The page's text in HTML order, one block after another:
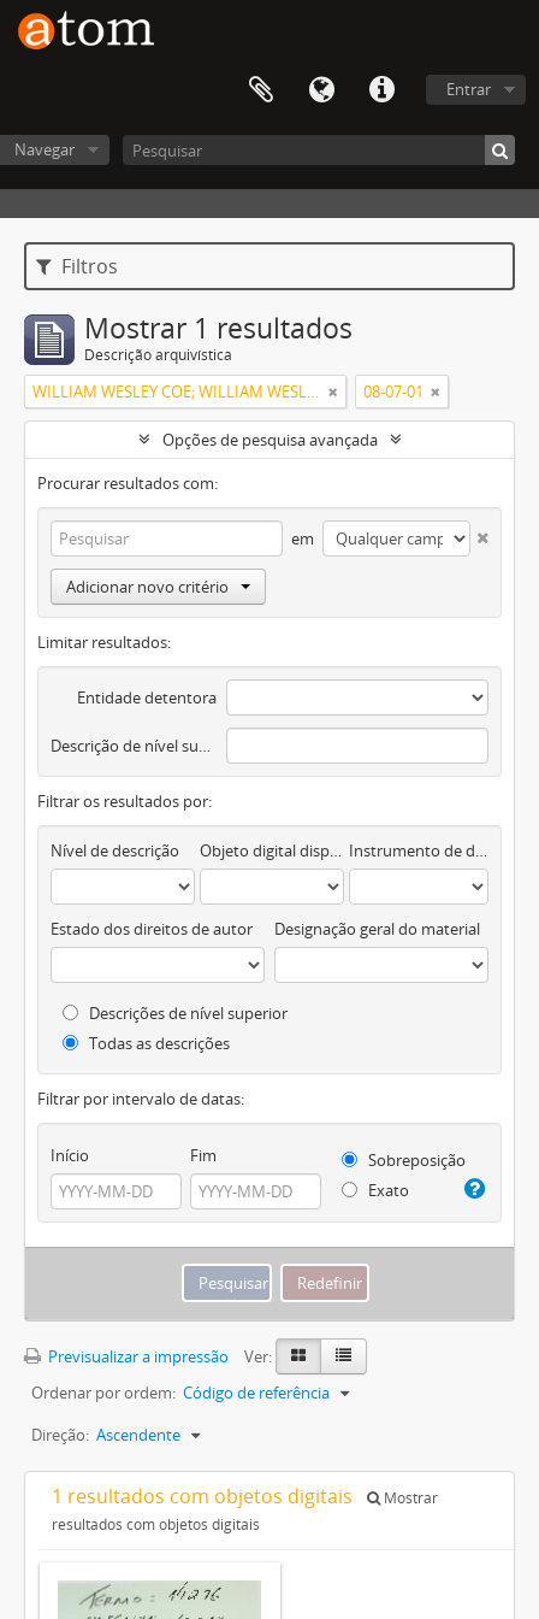
Entrar
Navegar
Filtros
Mostrar 1 resultados
Descrição arquivística
WILLIAM WESLEY COE; WILLIAM WESLEY COE JUNIOR 08-07-01
Opções de pesquisa avançada
Procurar resultados com:
em
Adicionar novo critério
Limitar resultados:
Entidade detentora
Descrição de nível superior
Filtrar os resultados por:
Nível de descrição Objeto digital disponível Instrumento de descrição documental
Estado dos direitos de autor Designação geral do material
Descrições de nível superior
Todas as descrições
Filtrar por intervalo de datas:
Início Fim
Sobreposição
Exato
Previsualizar a impressão
Ver:
Ordenar por ordem: Código de referência
Direção: Ascendente
1 resultados com objetos digitais
Mostrar
resultados com objetos digitais